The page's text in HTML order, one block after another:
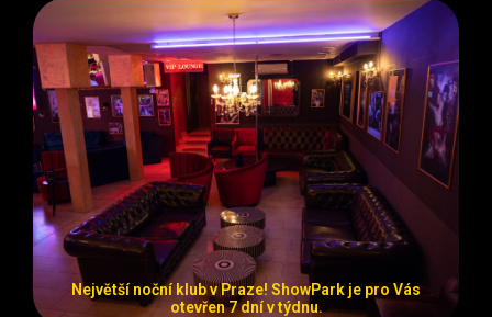
Největší noční klub v Praze! ShowPark je pro Vás
otevřen 7 dní v týdnu.